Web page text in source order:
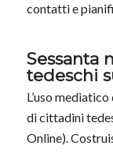
contatti e
Sessanta
tedeschi
L’uso
di cittadini
Online).